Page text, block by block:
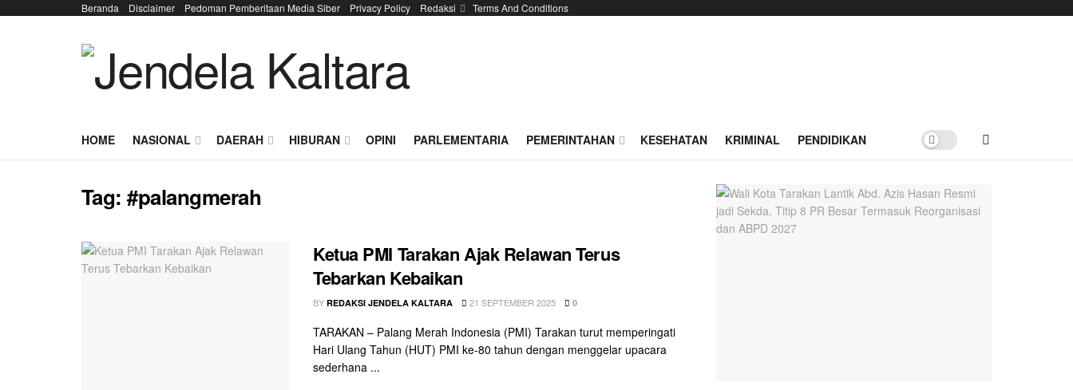
Beranda Disclaimer Pedoman Pemberitaan Media Siber Privacy Policy Redaksi Terms And Conditions
HOME NASIONAL DAERAH HIBURAN OPINI PARLEMENTARIA PEMERINTAHAN KESEHATAN KRIMINAL PENDIDIKAN
Tag:#palangmerah
Ketua PMI Tarakan Ajak Relawan Terus
Tebarkan Kebaikan
BY REDAKSI JENDELA KALTARA 21 SEPTEMBER 2025 0
TARAKAN – Palang Merah Indonesia (PMI) Tarakan turut memperingati
Hari Ulang Tahun (HUT) PMI ke-80 tahun dengan menggelar upacara
sederhana ...